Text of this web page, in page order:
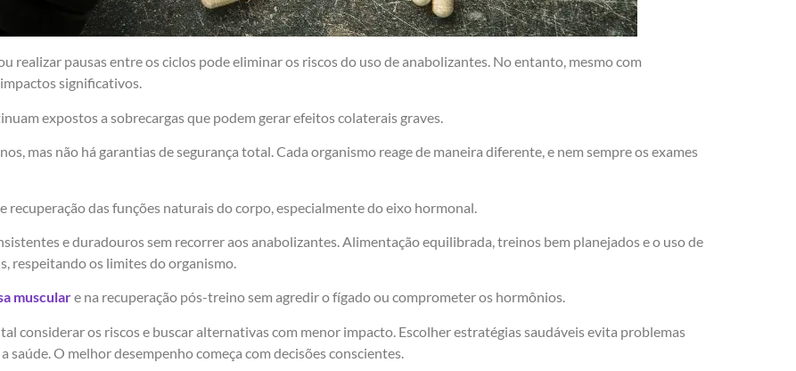
realizar pausas entre os ciclos pode eliminar os riscos do uso de anabolizantes. No entanto, mesmo com
significativos.
expostos a sobrecargas que podem gerar efeitos colaterais graves.
mas não há garantias de segurança total. Cada organismo reage de maneira diferente, e nem sempre os exames
das funções naturais do corpo, especialmente do eixo hormonal.
e duradouros sem recorrer aos anabolizantes. Alimentação equilibrada, treinos bem planejados e o uso de
respeitando os limites do organismo.
musculare na recuperação pós-treino sem agredir o fígado ou comprometer os hormônios.
considerar os riscos e buscar alternativas com menor impacto. Escolher estratégias saudáveis evita problemas
O melhor desempenho começa com decisões conscientes.